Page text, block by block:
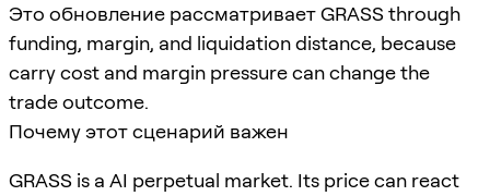
Это обновление рассматривает GRASS through
funding, margin, and liquidation distance, because
carry cost and margin pressure can change the
trade outcome.
Почему этот сценарий важен
GRASS is a AI perpetual market. Its price can react